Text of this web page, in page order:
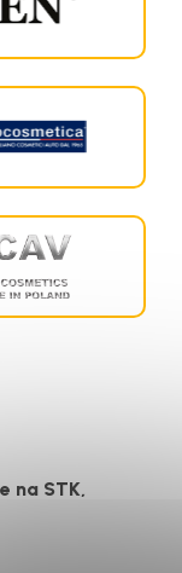
na STK,